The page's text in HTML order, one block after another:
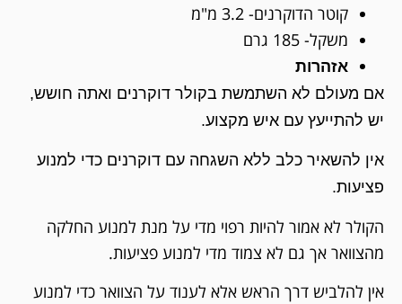
קוטר הדוקרנים- 3.2 מ"מ
משקל- 185 גרם
אזהרות
אם מעולם לא השתמשת בקולר דוקרנים ואתה חושש,
יש להתייעץ עם איש מקצוע.
אין להשאיר כלב ללא השגחה עם דוקרנים כדי למנוע
פציעות.
הקולר לא אמור להיות רפוי מדי על מנת למנוע החלקה
מהצוואר אך גם לא צמוד מדי למנוע פציעות.
אין להלביש דרך הראש אלא לענוד על הצוואר כדי למנוע